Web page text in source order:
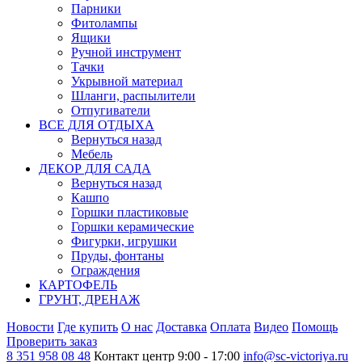
Парники
Фитолампы
Ящики
Ручной инструмент
Тачки
Укрывной материал
Шланги, распылители
Отпугиватели
ВСЕ ДЛЯ ОТДЫХА
Вернуться назад
Мебель
ДЕКОР ДЛЯ САДА
Вернуться назад
Кашпо
Горшки пластиковые
Горшки керамические
Фигурки, игрушки
Пруды, фонтаны
Ограждения
КАРТОФЕЛЬ
ГРУНТ, ДРЕНАЖ
Новости Где купить О нас Доставка Оплата Видео Помощь
Проверить заказ
8 351 958 08 48 Контакт центр 9:00 - 17:00 info@sc-victoriya.ru